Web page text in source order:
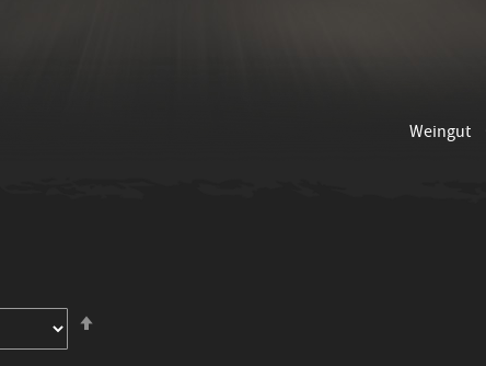
Weingut